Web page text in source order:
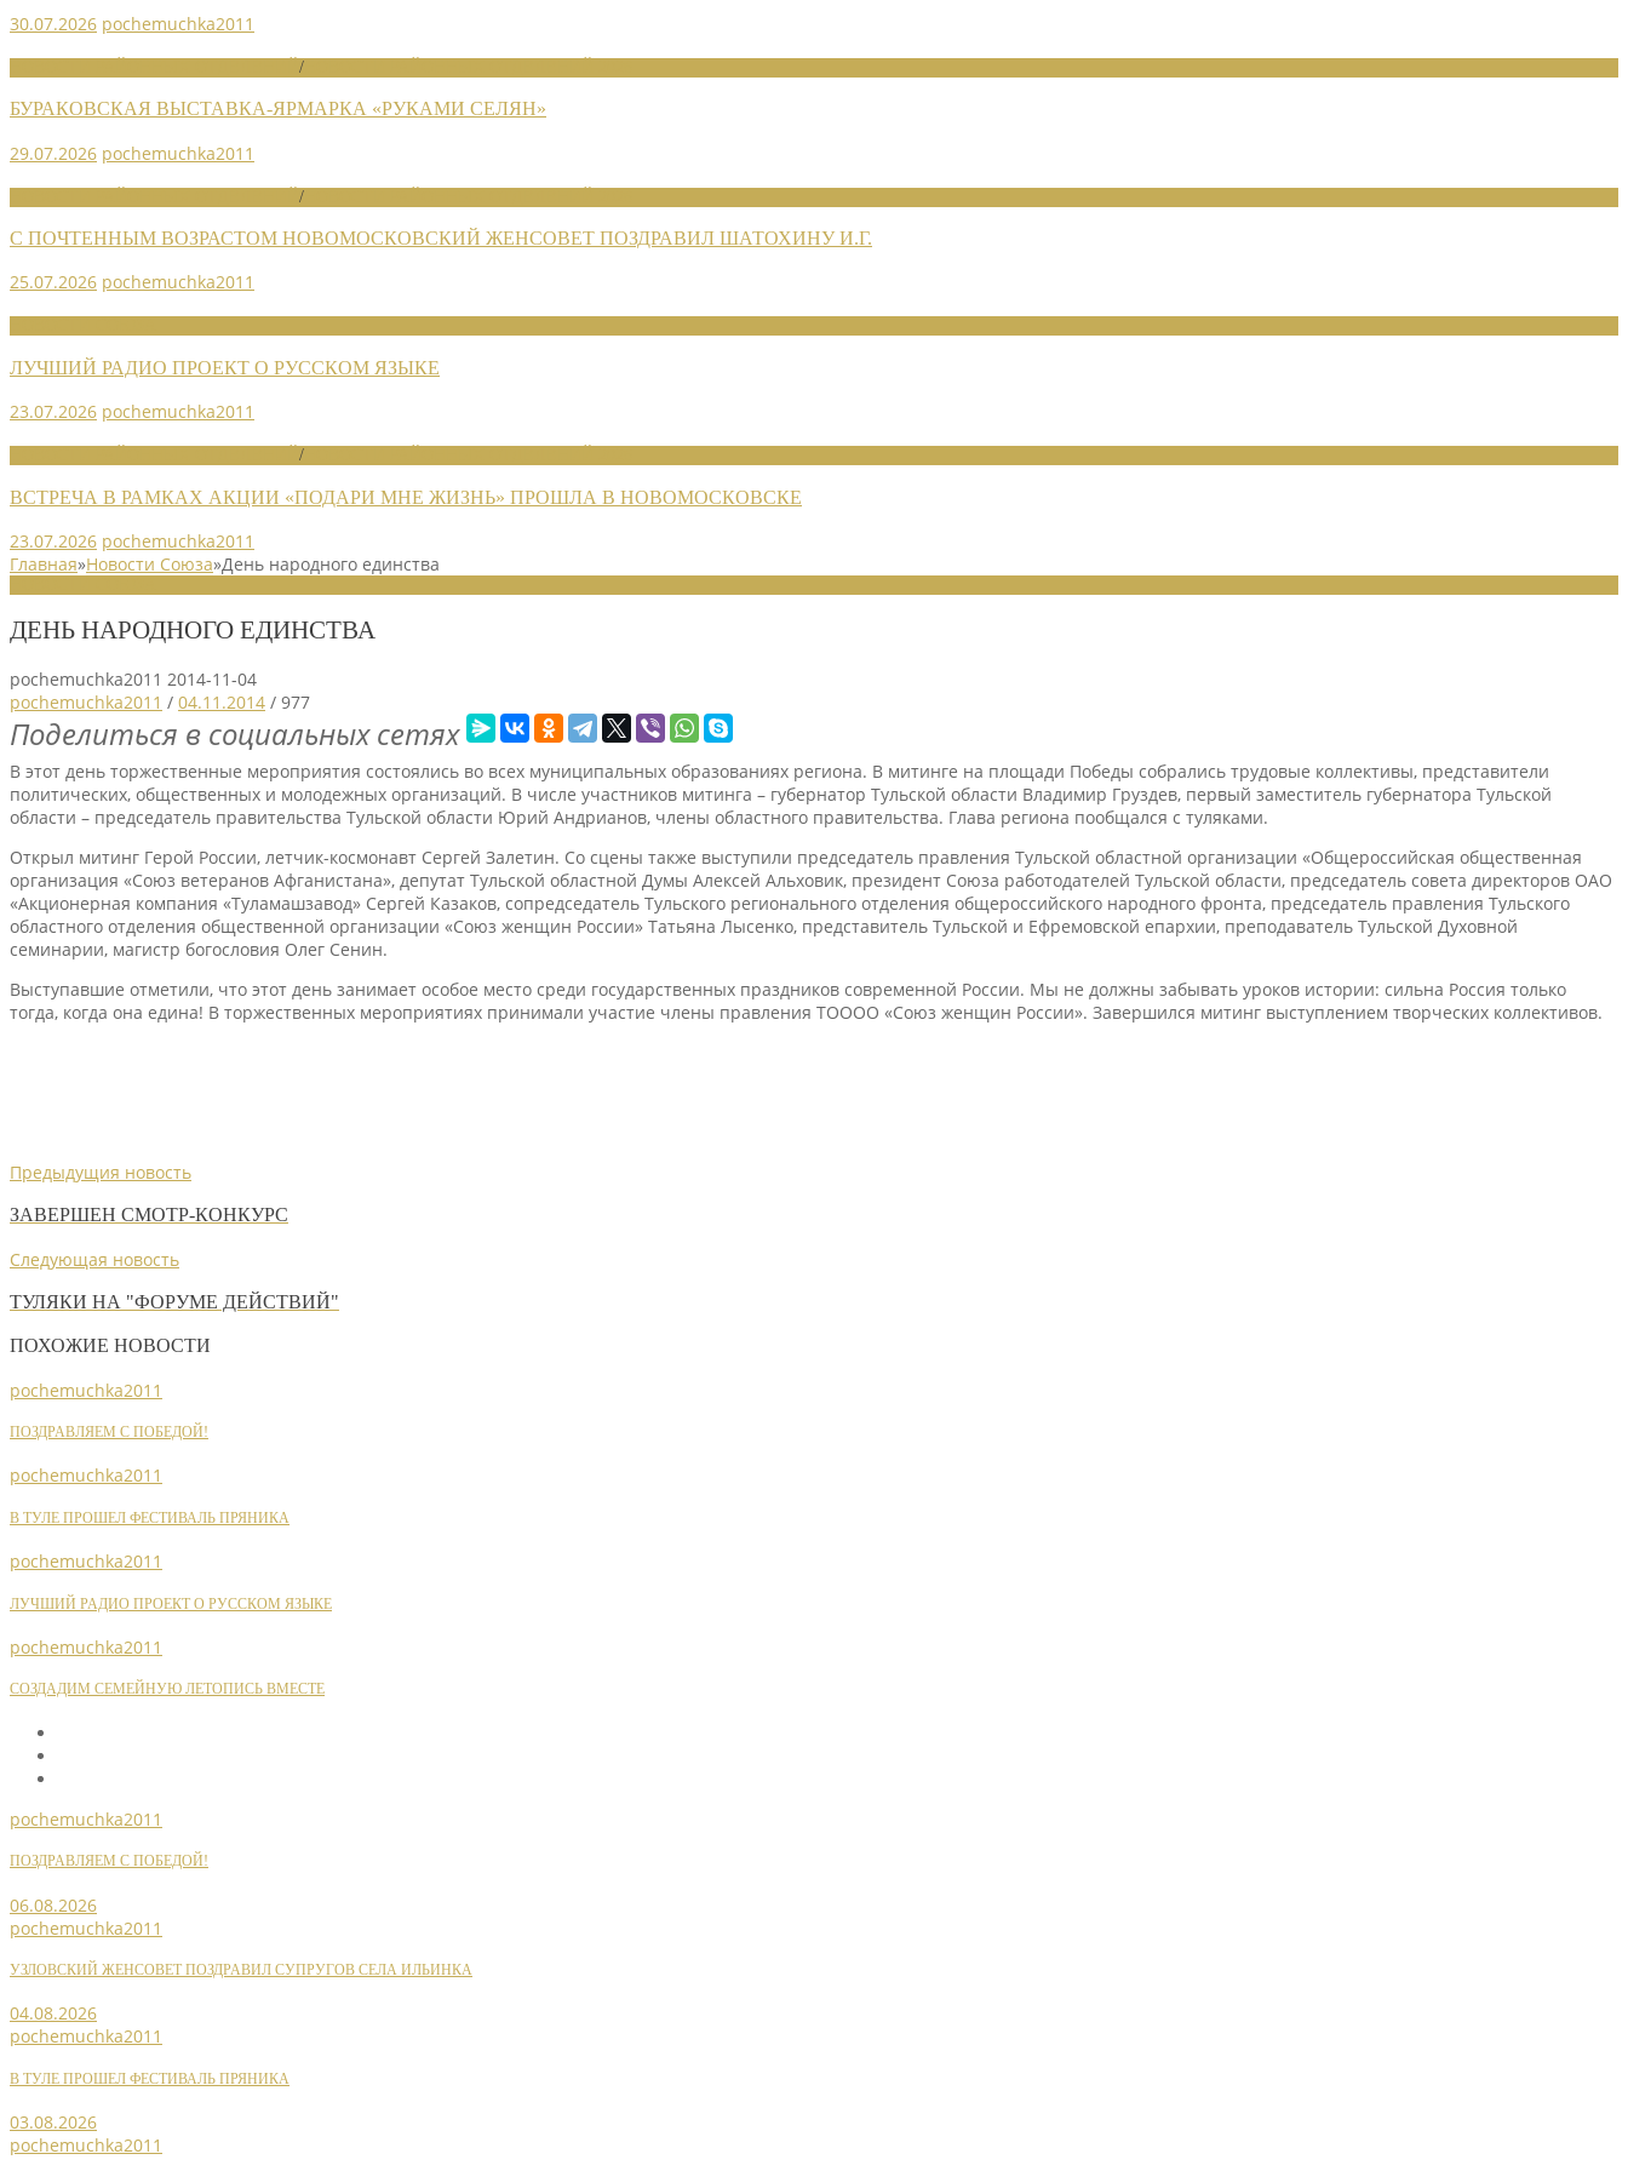
30.07.2026 pochemuchka2011
/
БУРАКОВСКАЯ ВЫСТАВКА-ЯРМАРКА «РУКАМИ СЕЛЯН»
29.07.2026 pochemuchka2011
/
С ПОЧТЕННЫМ ВОЗРАСТОМ НОВОМОСКОВСКИЙ ЖЕНСОВЕТ ПОЗДРАВИЛ ШАТОХИНУ И.Г.
25.07.2026 pochemuchka2011
ЛУЧШИЙ РАДИО ПРОЕКТ О РУССКОМ ЯЗЫКЕ
23.07.2026 pochemuchka2011
/
ВСТРЕЧА В РАМКАХ АКЦИИ «ПОДАРИ МНЕ ЖИЗНЬ» ПРОШЛА В НОВОМОСКОВСКЕ
23.07.2026 pochemuchka2011
Главная»Новости Союза»День народного единства
ДЕНЬ НАРОДНОГО ЕДИНСТВА
pochemuchka2011 2014-11-04
pochemuchka2011 / 04.11.2014 / 977
Поделиться в социальных сетях
В этот день торжественные мероприятия состоялись во всех муниципальных образованиях региона. В митинге на площади Победы собрались трудовые коллективы, представители
политических, общественных и молодежных организаций. В числе участников митинга – губернатор Тульской области Владимир Груздев, первый заместитель губернатора Тульской
области – председатель правительства Тульской области Юрий Андрианов, члены областного правительства. Глава региона пообщался с туляками.
Открыл митинг Герой России, летчик-космонавт Сергей Залетин. Со сцены также выступили председатель правления Тульской областной организации «Общероссийская общественная
организация «Союз ветеранов Афганистана», депутат Тульской областной Думы Алексей Альховик, президент Союза работодателей Тульской области, председатель совета директоров ОАО
«Акционерная компания «Туламашзавод» Сергей Казаков, сопредседатель Тульского регионального отделения общероссийского народного фронта, председатель правления Тульского
областного отделения общественной организации «Союз женщин России» Татьяна Лысенко, представитель Тульской и Ефремовской епархии, преподаватель Тульской Духовной
семинарии, магистр богословия Олег Сенин.
Выступавшие отметили, что этот день занимает особое место среди государственных праздников современной России. Мы не должны забывать уроков истории: сильна Россия только
тогда, когда она едина! В торжественных мероприятиях принимали участие члены правления ТОООО «Союз женщин России». Завершился митинг выступлением творческих коллективов.
Предыдущия новость
ЗАВЕРШЕН СМОТР-КОНКУРС
Следующая новость
ТУЛЯКИ НА "ФОРУМЕ ДЕЙСТВИЙ"
ПОХОЖИЕ НОВОСТИ
pochemuchka2011
ПОЗДРАВЛЯЕМ С ПОБЕДОЙ!
pochemuchka2011
В ТУЛЕ ПРОШЕЛ ФЕСТИВАЛЬ ПРЯНИКА
pochemuchka2011
ЛУЧШИЙ РАДИО ПРОЕКТ О РУССКОМ ЯЗЫКЕ
pochemuchka2011
СОЗДАДИМ СЕМЕЙНУЮ ЛЕТОПИСЬ ВМЕСТЕ
pochemuchka2011
ПОЗДРАВЛЯЕМ С ПОБЕДОЙ!
06.08.2026
pochemuchka2011
УЗЛОВСКИЙ ЖЕНСОВЕТ ПОЗДРАВИЛ СУПРУГОВ СЕЛА ИЛЬИНКА
04.08.2026
pochemuchka2011
В ТУЛЕ ПРОШЕЛ ФЕСТИВАЛЬ ПРЯНИКА
03.08.2026
pochemuchka2011